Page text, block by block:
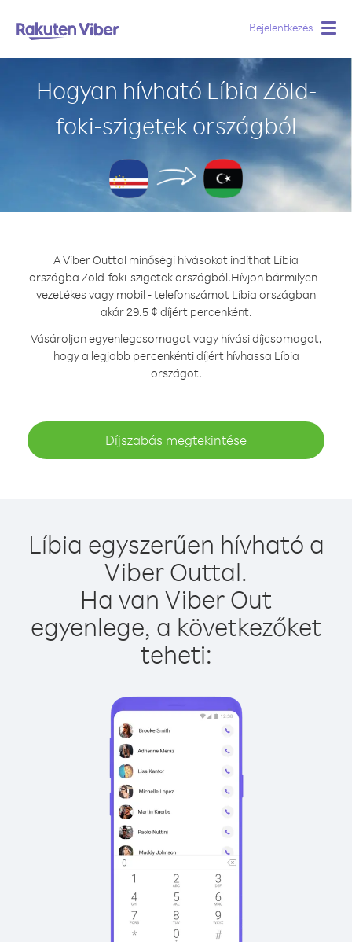
Bejelentkezés
Hogyan hívható Líbia Zöld-
foki-szigetek országból
A Viber Outtal minőségi hívásokat indíthat Líbia
országba Zöld-foki-szigetek országból.Hívjon bármilyen -
vezetékes vagy mobil - telefonszámot Líbia országban
akár 29.5 ¢ díjért percenként.
Vásároljon egyenlegcsomagot vagy hívási díjcsomagot,
hogy a legjobb percenkénti díjért hívhassa Líbia
országot.
Díjszabás megtekintése
Líbia egyszerűen hívható a
Viber Outtal.
Ha van Viber Out
egyenlege, a következőket
teheti: